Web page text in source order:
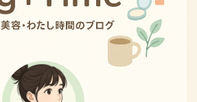
こと
事で
ら